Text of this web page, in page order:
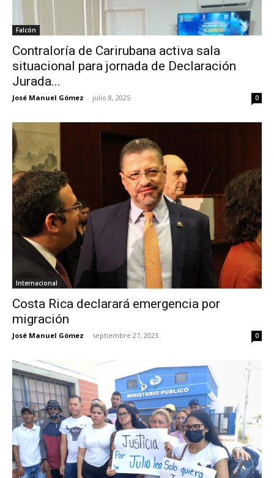
Falcón
Contraloría de Carirubana activa sala
situacional para jornada de Declaración
Jurada...
José Manuel Gómez - julio 8, 2025 0
Internacional
Costa Rica declarará emergencia por
migración
José Manuel Gómez - septiembre 27, 2023 0